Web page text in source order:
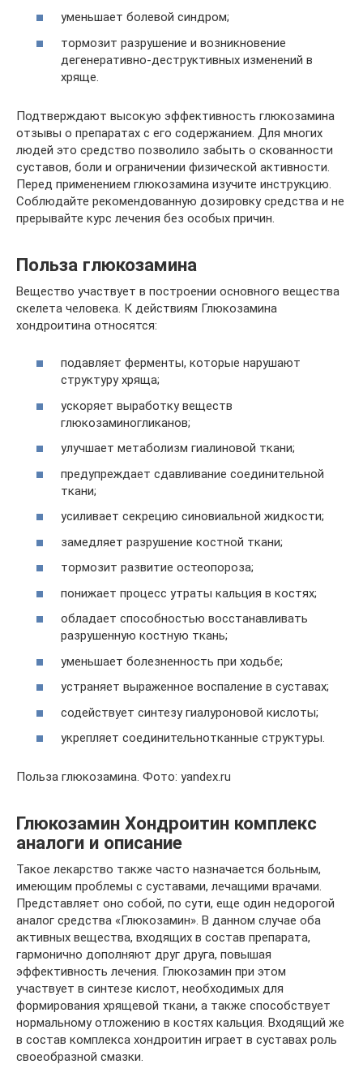
уменьшает болевой синдром;
тормозит разрушение и возникновение
дегенеративно-деструктивных изменений в
хряще.
Подтверждают высокую эффективность глюкозамина
отзывы о препаратах с его содержанием. Для многих
людей это средство позволило забыть о скованности
суставов, боли и ограничении физической активности.
Перед применением глюкозамина изучите инструкцию.
Соблюдайте рекомендованную дозировку средства и не
прерывайте курс лечения без особых причин.
Польза глюкозамина
Вещество участвует в построении основного вещества
скелета человека. К действиям Глюкозамина
хондроитина относятся:
подавляет ферменты, которые нарушают
структуру хряща;
ускоряет выработку веществ
глюкозаминогликанов;
улучшает метаболизм гиалиновой ткани;
предупреждает сдавливание соединительной
ткани;
усиливает секрецию синовиальной жидкости;
замедляет разрушение костной ткани;
тормозит развитие остеопороза;
понижает процесс утраты кальция в костях;
обладает способностью восстанавливать
разрушенную костную ткань;
уменьшает болезненность при ходьбе;
устраняет выраженное воспаление в суставах;
содействует синтезу гиалуроновой кислоты;
укрепляет соединительнотканные структуры.
Польза глюкозамина. Фото: yandex.ru
Глюкозамин Хондроитин комплекс
аналоги и описание
Такое лекарство также часто назначается больным,
имеющим проблемы с суставами, лечащими врачами.
Представляет оно собой, по сути, еще один недорогой
аналог средства «Глюкозамин». В данном случае оба
активных вещества, входящих в состав препарата,
гармонично дополняют друг друга, повышая
эффективность лечения. Глюкозамин при этом
участвует в синтезе кислот, необходимых для
формирования хрящевой ткани, а также способствует
нормальному отложению в костях кальция. Входящий же
в состав комплекса хондроитин играет в суставах роль
своеобразной смазки.